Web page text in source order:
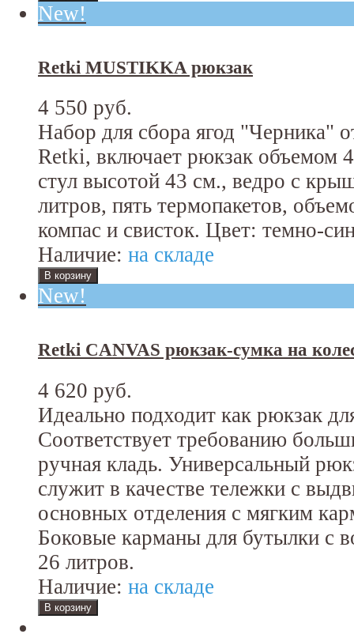
New!
Retki MUSTIKKA рюкзак
4 550 руб.
Набор для сбора ягод "Черника"
Retki, включает рюкзак объемом
стул высотой 43 см., ведро с
литров, пять термопакетов,
компас и свисток. Цвет: темно-
Наличие: на складе
New!
Retki CANVAS рюкзак-сумка на
4 620 руб.
Идеально подходит как рюкзак
Соответствует требованию
ручная кладь. Универсальный
служит в качестве тележки с
основных отделения с мягким
Боковые карманы для бутылки с
26 литров.
Наличие: на складе